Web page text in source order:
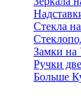
Стекла
Замки на
Ручки
Больше